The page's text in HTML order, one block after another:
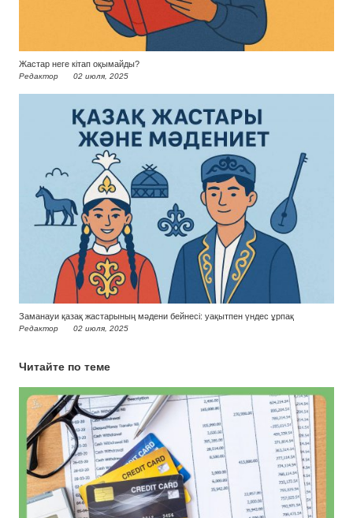
Жастар неге кітап оқымайды?
Редактор 02 июля, 2025
Заманауи қазақ жастарының мәдени бейнесі: уақытпен үндес ұрпақ
Редактор 02 июля, 2025
Читайте по теме